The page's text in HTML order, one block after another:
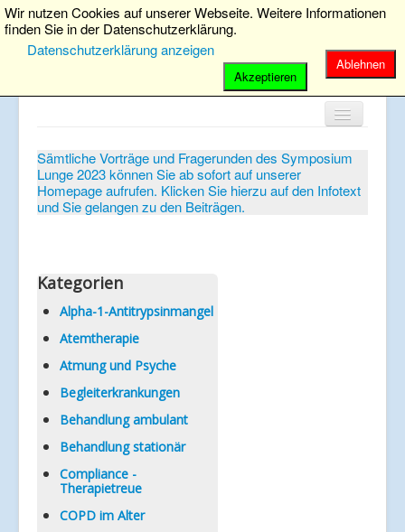
Update:08.08.2026
Verein
Patientenbroschüren
Mediathek
Aktuelles
Veranstaltungen
Informationen
Verlinkungen
Sämtliche Vorträge und Fragerunden des Symposium
Lunge 2023 können Sie ab sofort auf unserer
Homepage aufrufen. Klicken Sie hierzu auf den Infotext
und Sie gelangen zu den Beiträgen.
Kategorien
Alpha-1-Antitrypsinmangel
Atemtherapie
Atmung und Psyche
Begleiterkrankungen
Behandlung ambulant
Behandlung stationär
Compliance -
Therapietreue
COPD im Alter
Wir nutzen Cookies auf unserer Webseite. Weitere Informationen
finden Sie in der Datenschutzerklärung.
Datenschutzerklärung anzeigen
Ablehnen
Akzeptieren